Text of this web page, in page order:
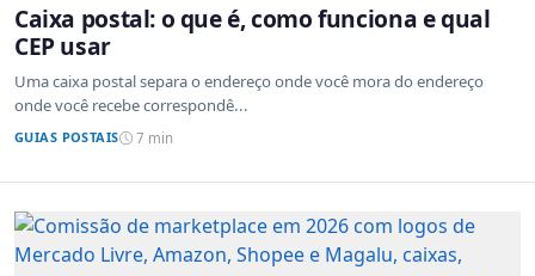
Caixa postal: o que é, como funciona e qual
CEP usar
Uma caixa postal separa o endereço onde você mora do endereço
onde você recebe correspondê...
GUIAS POSTAIS 7 min